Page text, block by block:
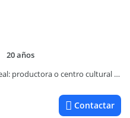
20 años
La Mansión 247 | Casa comercial, ideal: productora o centro cultural | Jardín, terraza, quincho y garage
Contactar